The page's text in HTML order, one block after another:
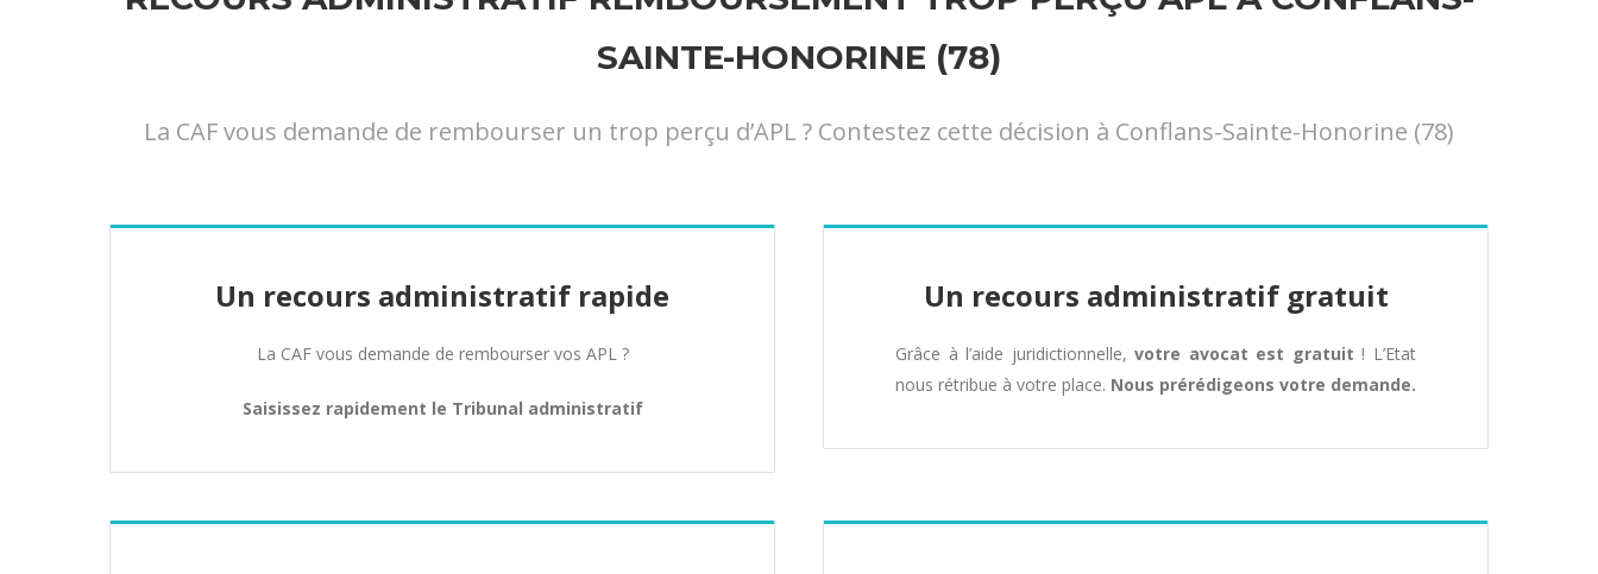
SAINTE-HONORINE (78)
La CAF vous demande de rembourser un trop perçu d’APL ? Contestez cette décision à Conflans-Sainte-Honorine (78)
Un recours administratif rapide
La CAF vous demande de rembourser vos APL ?
Saisissez rapidement le Tribunal administratif
Un recours administratif gratuit
Grâce à l’aide juridictionnelle,votre avocat est gratuit ! L’Etat
nous rétribue à votre place. Nous prérédigeons votre demande.